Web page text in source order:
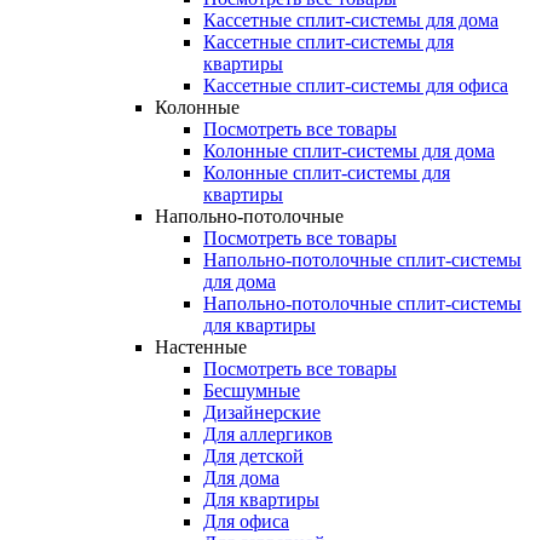
Кассетные сплит-системы для дома
Кассетные сплит-системы для
квартиры
Кассетные сплит-системы для офиса
Колонные
Посмотреть все товары
Колонные сплит-системы для дома
Колонные сплит-системы для
квартиры
Напольно-потолочные
Посмотреть все товары
Напольно-потолочные сплит-системы
для дома
Напольно-потолочные сплит-системы
для квартиры
Настенные
Посмотреть все товары
Бесшумные
Дизайнерские
Для аллергиков
Для детской
Для дома
Для квартиры
Для офиса